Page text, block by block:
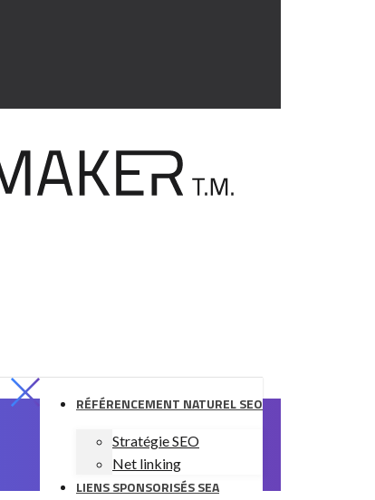
RÉFÉRENCEMENT NATUREL SEO
Stratégie SEO
Net linking
LIENS SPONSORISÉS SEA